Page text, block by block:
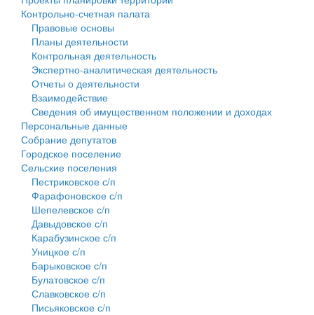
Собрание депутатов
Городское поселение
Сельские поселения
Контрольно-счетная палата
Правовые основы
Планы деятельности
Контрольная деятельность
Экспертно-аналитическая деятельность
Отчеты о деятельности
Взаимодействие
Сведения об имущественном положении и доходах
Персональные данные
Собрание депутатов
Городское поселение
Сельские поселения
Пестриковское с/п
Фарафоновское с/п
Шепелевское с/п
Давыдовское с/п
Карабузинское с/п
Уницкое с/п
Барыковское с/п
Булатовское с/п
Славковское с/п
Письяковское с/п